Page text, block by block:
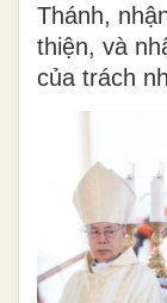
Thánh,
thiện, và
của trách